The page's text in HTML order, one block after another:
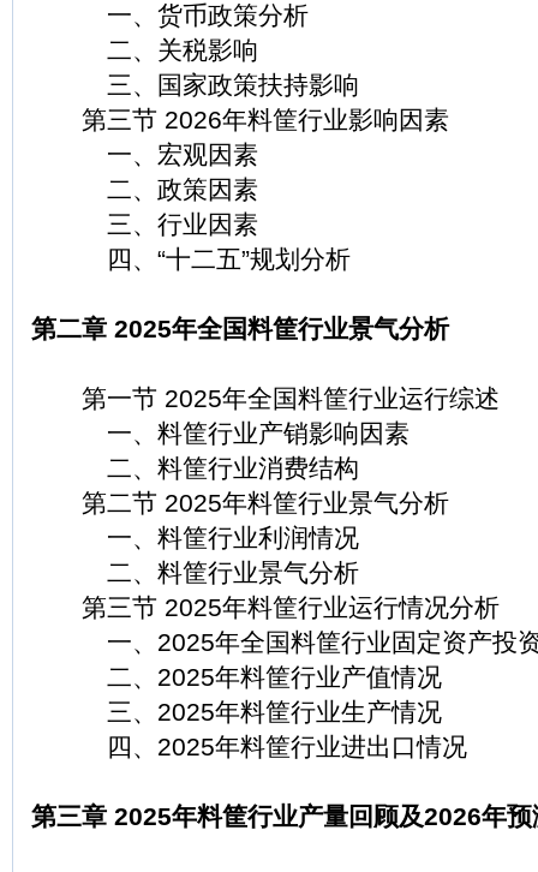
一、货币政策分析
二、关税影响
三、国家政策扶持影响
第三节 2026年料筐行业影响因素
一、宏观因素
二、政策因素
三、行业因素
四、“十二五”规划分析
第二章 2025年全国料筐行业景气分析
第一节 2025年全国料筐行业运行综述
一、料筐行业产销影响因素
二、料筐行业消费结构
第二节 2025年料筐行业景气分析
一、料筐行业利润情况
二、料筐行业景气分析
第三节 2025年料筐行业运行情况分析
一、2025年全国料筐行业固定资产投资
二、2025年料筐行业产值情况
三、2025年料筐行业生产情况
四、2025年料筐行业进出口情况
第三章 2025年料筐行业产量回顾及2026年预